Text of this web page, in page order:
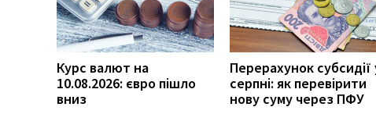
Курс валют на
10.08.2026: євро пішло
вниз
Перерахунок субсидії
серпні: як перевірити
нову суму через ПФУ